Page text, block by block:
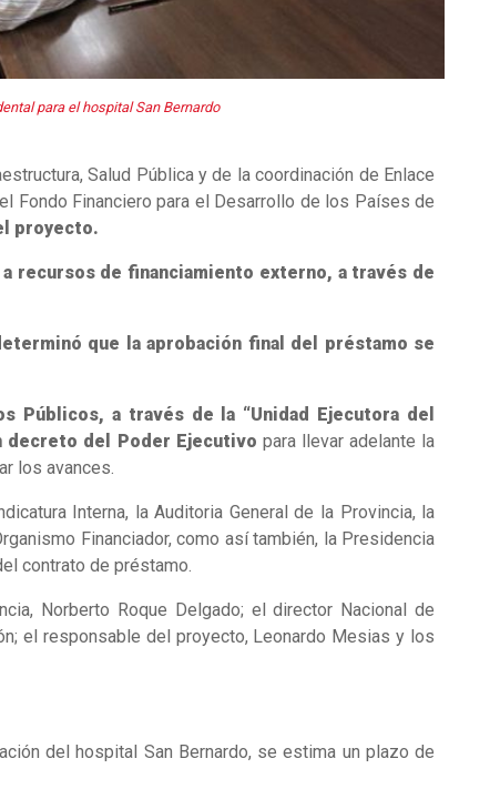
para el hospital San Bernardo
Salud Pública y de la coordinación de Enlace
Fondo Financiero para el Desarrollo de los Países de
proyecto.
a recursos de financiamiento externo, a través de
que la aprobación final del préstamo se
a través de la “Unidad Ejecutora del
decreto del Poder Ejecutivo para llevar adelante la
los avances.
Interna, la Auditoria General de la Provincia, la
Financiador, como así también, la Presidencia
contrato de préstamo.
Norberto Roque Delgado; el director Nacional de
el responsable del proyecto, Leonardo Mesias y los
del hospital San Bernardo, se estima un plazo de